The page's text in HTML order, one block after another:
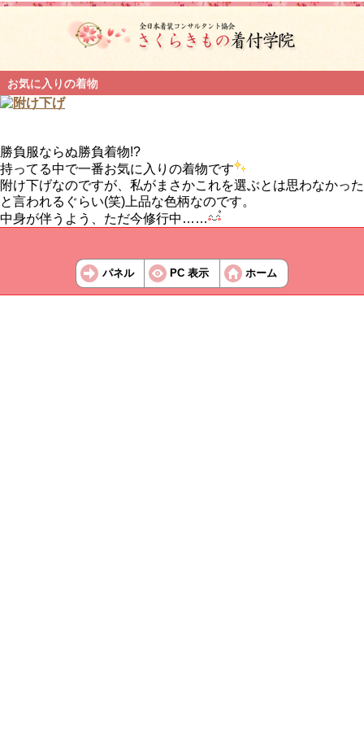
お気に入りの着物
勝負服ならぬ勝負着物!?
持ってる中で一番お気に入りの着物です
附け下げなのですが、私がまさかこれを選ぶとは思わなかった
と言われるぐらい(笑)上品な色柄なのです。
中身が伴うよう、ただ今修行中……
パネル PC 表示 ホーム